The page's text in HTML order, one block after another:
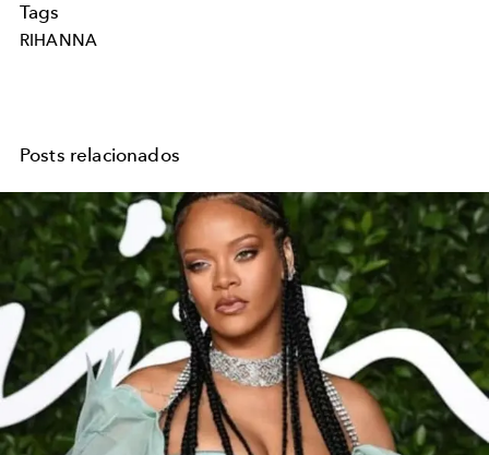
Tags
RIHANNA
Posts relacionados